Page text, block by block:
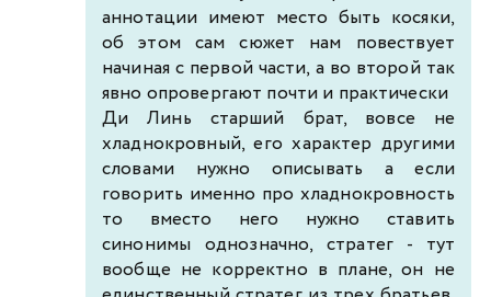
аннотации имеют место быть косяки,
об этом сам сюжет нам повествует
начиная с первой части, а во второй так
явно опровергают почти и практически
Ди Линь старший брат, вовсе не
хладнокровный, его характер другими
словами нужно описывать а если
говорить именно про хладнокровность
то вместо него нужно ставить
синонимы однозначно, стратег - тут
вообще не корректно в плане, он не